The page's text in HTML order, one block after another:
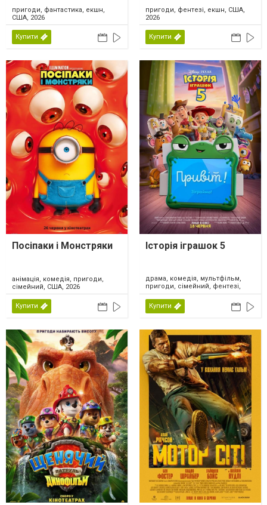
пригоди, фантастика, екшн,
США, 2026
Купити
пригоди, фентезі, екшн, США,
2026
Купити
Посіпаки і Монстряки
анімація, комедія, пригоди,
сімейний, США, 2026
Купити
Історія іграшок 5
драма, комедія, мультфільм,
пригоди, сімейний, фентезі,
США, 2026
Купити